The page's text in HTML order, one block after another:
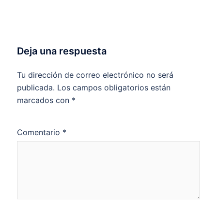
Deja una respuesta
Tu dirección de correo electrónico no será
publicada. Los campos obligatorios están
marcados con *
Comentario *